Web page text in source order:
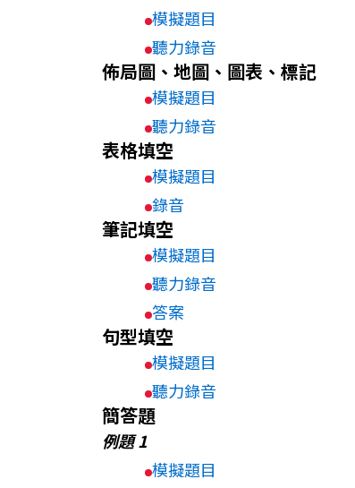
模擬題目
聽力錄音
佈局圖、地圖、圖表、標記
模擬題目
聽力錄音
表格填空
模擬題目
錄音
筆記填空
模擬題目
聽力錄音
答案
句型填空
模擬題目
聽力錄音
簡答題
例題 1
模擬題目